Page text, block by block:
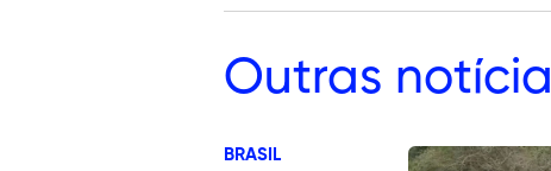
Outras
BRASIL